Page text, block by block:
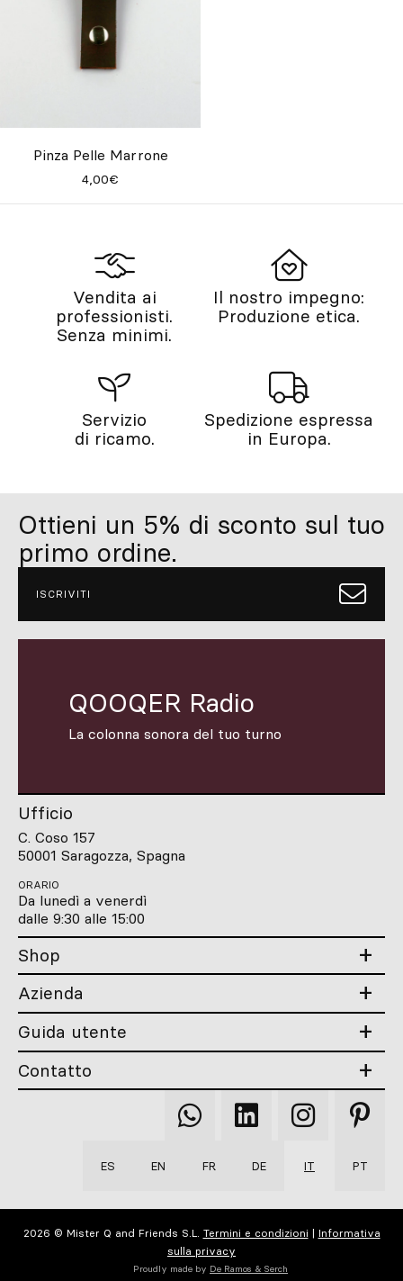
Pinza Pelle Marrone
4,00€
Vendita ai
professionisti.
Senza minimi.
Il nostro impegno:
Produzione etica.
Servizio
di ricamo.
Spedizione espressa
in Europa.
Ottieni un 5% di sconto sul tuo
primo ordine.
ISCRIVITI
QOOQER Radio
La colonna sonora del tuo turno
Ufficio
C. Coso 157
50001 Saragozza, Spagna
ORARIO
Da lunedì a venerdì
dalle 9:30 alle 15:00
Shop
Azienda
Guida utente
Contatto
Qooqer
WhatsApp
Qooqer
Linkedin
Qooqer
Instagram
Qooqer
ES EN FR DE IT PT
2026 © Mister Q and Friends S.L. Termini e condizioni | Informativa
sulla privacy
Proudly made by De Ramos & Serch